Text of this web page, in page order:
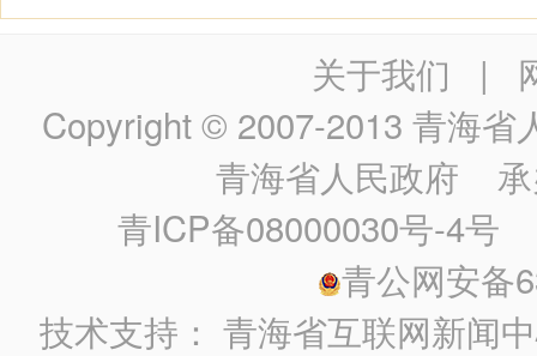
关于我们 |
Copyright © 2007-2013 青海省
青海省人民政府 承
青ICP备08000030号-4号
青公网安备
技术支持：青海省互联网新闻